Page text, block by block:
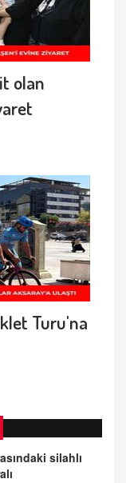
olan
Turu'na
silahlı